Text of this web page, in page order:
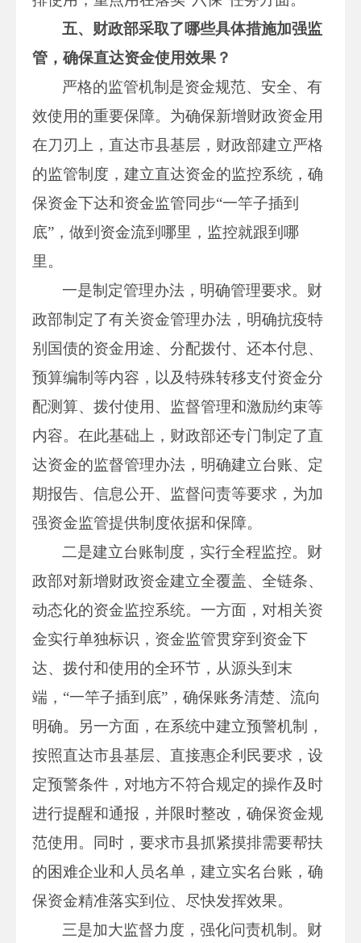
五、财政部采取了哪些具体措施加强监
管，确保直达资金使用效果？
严格的监管机制是资金规范、安全、有
效使用的重要保障。为确保新增财政资金用
在刀刃上，直达市县基层，财政部建立严格
的监管制度，建立直达资金的监控系统，确
保资金下达和资金监管同步“一竿子插到
底”，做到资金流到哪里，监控就跟到哪
里。
一是制定管理办法，明确管理要求。财
政部制定了有关资金管理办法，明确抗疫特
别国债的资金用途、分配拨付、还本付息、
预算编制等内容，以及特殊转移支付资金分
配测算、拨付使用、监督管理和激励约束等
内容。在此基础上，财政部还专门制定了直
达资金的监督管理办法，明确建立台账、定
期报告、信息公开、监督问责等要求，为加
强资金监管提供制度依据和保障。
二是建立台账制度，实行全程监控。财
政部对新增财政资金建立全覆盖、全链条、
动态化的资金监控系统。一方面，对相关资
金实行单独标识，资金监管贯穿到资金下
达、拨付和使用的全环节，从源头到末
端，“一竿子插到底”，确保账务清楚、流向
明确。另一方面，在系统中建立预警机制，
按照直达市县基层、直接惠企利民要求，设
定预警条件，对地方不符合规定的操作及时
进行提醒和通报，并限时整改，确保资金规
范使用。同时，要求市县抓紧摸排需要帮扶
的困难企业和人员名单，建立实名台账，确
保资金精准落实到位、尽快发挥效果。
三是加大监督力度，强化问责机制。财